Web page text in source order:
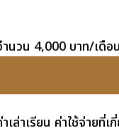
นวน 4,000 บาท/เดื
าเรียน ค่าใช้จ่ายที่